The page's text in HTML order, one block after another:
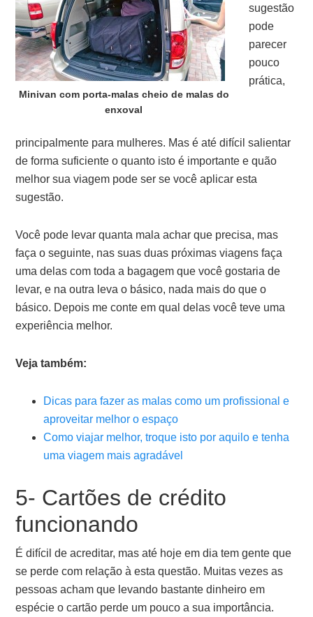
Minivan com porta-malas cheio de malas do
enxoval
sugestão
pode
parecer
pouco
prática,
principalmente para mulheres. Mas é até difícil salientar
de forma suficiente o quanto isto é importante e quão
melhor sua viagem pode ser se você aplicar esta
sugestão.
Você pode levar quanta mala achar que precisa, mas
faça o seguinte, nas suas duas próximas viagens faça
uma delas com toda a bagagem que você gostaria de
levar, e na outra leva o básico, nada mais do que o
básico. Depois me conte em qual delas você teve uma
experiência melhor.
Veja também:
Dicas para fazer as malas como um profissional e
aproveitar melhor o espaço
Como viajar melhor, troque isto por aquilo e tenha
uma viagem mais agradável
5- Cartões de crédito
funcionando
É difícil de acreditar, mas até hoje em dia tem gente que
se perde com relação à esta questão. Muitas vezes as
pessoas acham que levando bastante dinheiro em
espécie o cartão perde um pouco a sua importância.